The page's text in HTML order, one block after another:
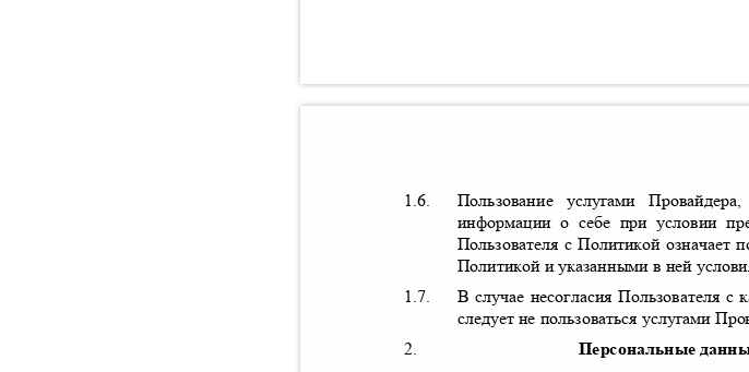
1.6.
1.7.
Пользование услугами Провайдера
информации о себе при условии
Пользователя с Политикой означает
Политикой и указанными в ней
В случае несогласия Пользователя с
следует не пользоваться услугами
2.
Персональные